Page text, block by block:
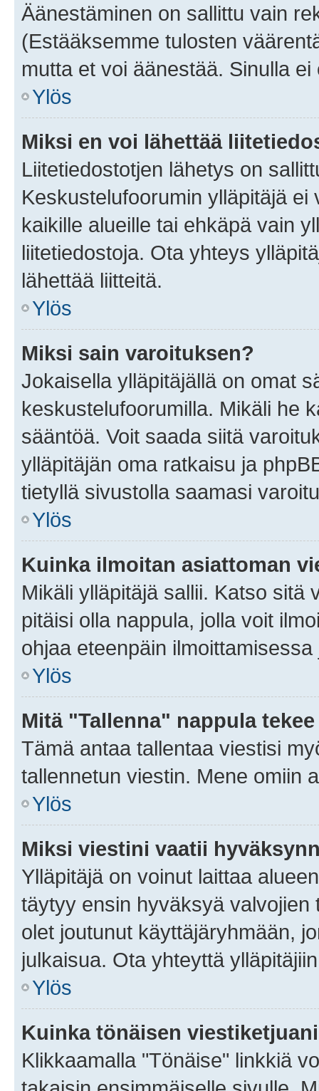
Äänestäminen on sallittu vain
(Estääksemme tulosten
mutta et voi äänestää. Sinulla
Ylös
Miksi en voi lähettää
Liitetiedostotjen lähetys on
Keskustelufoorumin ylläpitäjä
kaikille alueille tai ehkäpä vain
liitetiedostoja. Ota yhteys
lähettää liitteitä.
Ylös
Miksi sain varoituksen?
Jokaisella ylläpitäjällä on omat
keskustelufoorumilla. Mikäli he
sääntöä. Voit saada siitä
ylläpitäjän oma ratkaisu ja
tietyllä sivustolla saamasi
Ylös
Kuinka ilmoitan asiattoman
Mikäli ylläpitäjä sallii. Katso sitä
pitäisi olla nappula, jolla voit
ohjaa eteenpäin
Ylös
Mitä "Tallenna" nappula
Tämä antaa tallentaa viestisi
tallennetun viestin. Mene omiin
Ylös
Miksi viestini vaatii
Ylläpitäjä on voinut laittaa
täytyy ensin hyväksyä
olet joutunut käyttäjäryhmään,
julkaisua. Ota yhteyttä
Ylös
Kuinka tönäisen
Klikkaamalla "Tönäise" linkkiä